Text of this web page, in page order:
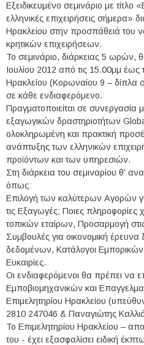
Εξειδικευμένο σεμινάριο με
ελληνικές επιχειρήσεις σήμερα»
Ηρακλείου στην προσπάθειά του
κρητικών επιχειρήσεων.
Το σεμινάριο, διάρκειας 5 ωρών,
Ιουλίου 2012 από τις 15.00μμ έως
Ηρακλείου (Κορωναίου 9 – δίπλα
σε κάθε ενδιαφερόμενο.
Πραγματοποιείται σε συνεργασία
εξαγωγικών δραστηριοτήτων
ολοκληρωμένη και πρακτική
ανάπτυξης των ελληνικών
προϊόντων και των υπηρεσιών.
Στη διάρκεια του σεμιναρίου θ'
όπως:
Επιλογή των καλύτερων Αγορών
τις Εξαγωγές; Ποιες πληροφορίες
τοπικών εταίρων, Προσαρμογή στις
Συμβουλές για οικονομική
δεδομένων, Κατάλογοι
Ευκαιρίες.
Οι ενδιαφερόμενοι θα πρέπει να
Εμποβιομηχανικών και
Επιμελητηρίου Ηρακλείου
2810 247046 & Παναγιώτης
Το Επιμελητηρίου Ηρακλείου –
του - έχει εξασφαλίσει ειδική